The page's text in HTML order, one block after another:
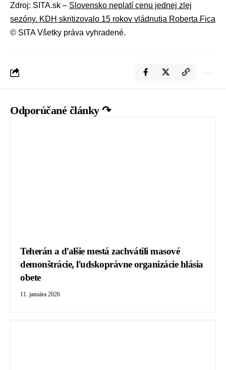
Zdroj: SITA.sk – Slovensko neplatí cenu jednej zlej
sezóny. KDH skritizovalo 15 rokov vládnutia Roberta Fica
© SITA Všetky práva vyhradené.
Odporúčané články ↷
Teherán a ďalšie mestá zachvátili masové
demonštrácie, ľudskoprávne organizácie hlásia
obete
11. januára 2026